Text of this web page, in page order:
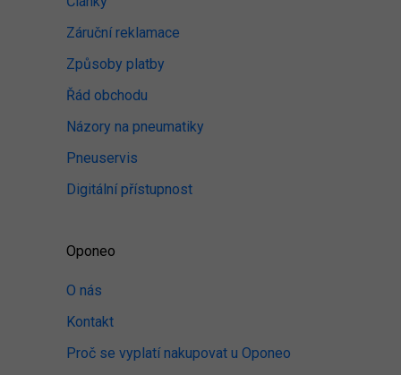
Záruční reklamace
Způsoby platby
Řád obchodu
Názory na pneumatiky
Pneuservis
Digitální přístupnost
Oponeo
O nás
Kontakt
Proč se vyplatí nakupovat u Oponeo